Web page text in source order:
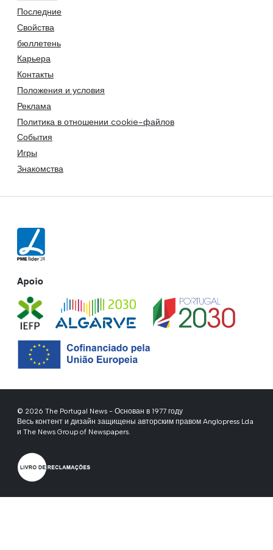
Последние
Свойства
бюллетень
Карьера
Контакты
Положения и условия
Реклама
Политика в отношении cookie-файлов
События
Игры
Знакомства
Apoio
© 2026 The Portugal News - Основан в 1977 году
Весь контент и дизайн защищены авторским правом Anglopress Lda
и The News Group of Newspapers.